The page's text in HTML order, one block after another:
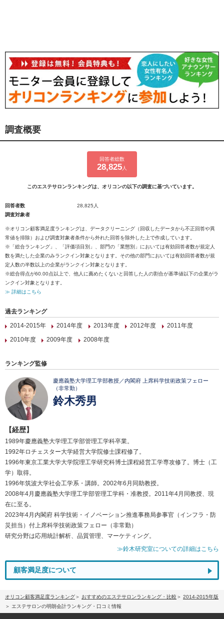
調査概要
回答者総数
28,825 人
このエステサロンランキングは、オリコンの以下の調査に基づいています。
回答者数
28,825人
調査対象者
※オリコン顧客満足度ランキングは、データクリーニング（回収したデータから不正回答や異
常値を排除）および調査対象者条件から外れた回答を除外した上で作成しています。
※「総合ランキング」、「評価項目別」、部門の「業態別」においては有効回答者数が規定人
数を満たした企業のみランクイン対象となります。その他の部門においては有効回答者数が規
定人数の半数以上の企業がランクイン対象となります。
※総合得点が60.00点以上で、他人に薦めたくないと回答した人の割合が基準値以下の企業がラ
ンクイン対象となります。
≫ 詳細はこちら
過去ランキング
2014-2015年
2014年度 2013年度 2012年度
2011年度
2010年度
2009年度 2008年度
ランキング監修
慶應義塾大学理工学部教授／内閣府 上席科学技術政策フェロー
（非常勤）
鈴木秀男
【経歴】
1989年慶應義塾大学理工学部管理工学科卒業。
1992年ロチェスター大学経営大学院修士課程修了。
1996年東京工業大学大学院理工学研究科博士課程経営工学専攻修了。博士（工
学）取得。
1996年筑波大学社会工学系・講師。2002年6月同助教授。
2008年4月慶應義塾大学理工学部管理工学科・准教授。2011年4月同教授、現
在に至る。
2023年4月内閣府 科学技術・イノベーション推進事務局参事官（インフラ・防
災担当）付上席科学技術政策フェロー（非常勤）
研究分野は応用統計解析、品質管理、マーケティング。
≫鈴木研究室についての詳細はこちら
顧客満足度について
オリコン顧客満足度ランキング おすすめのエステサロンランキング・比較
2014-2015年版
エステサロンの明朗会計ランキング・口コミ情報